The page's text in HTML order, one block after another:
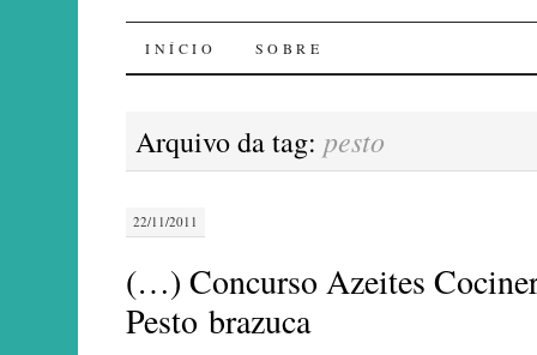
Sal de Bolinha
INÍCIO SOBRE
Arquivo da tag: pesto
22/11/2011
(…) Concurso Azeites
Pesto brazuca